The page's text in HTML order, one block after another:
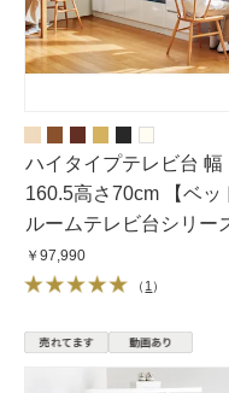
ハイタイプテレビ台 幅
160.5高さ70cm 【ベッ
ルームテレビ台シリー
￥97,990
（ 1 ）